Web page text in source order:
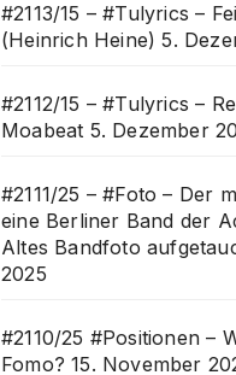
#2113/15 – #Tulyrics –
(Heinrich Heine) 5.
#2112/15 – #Tulyrics –
Moabeat 5. Dezember
#2111/25 – #Foto – Der
eine Berliner Band der
Altes Bandfoto
2025
#2110/25 #Positionen –
Fomo? 15. November